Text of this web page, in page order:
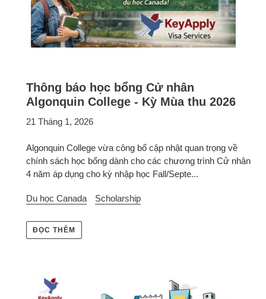
Thông báo học bổng Cử nhân
Algonquin College - Kỳ Mùa thu 2026
21 Tháng 1, 2026
Algonquin College vừa công bố cập nhật quan trọng về
chính sách học bổng dành cho các chương trình Cử nhân
4 năm áp dụng cho kỳ nhập học Fall/Septe...
Du học Canada Scholarship
ĐỌC THÊM